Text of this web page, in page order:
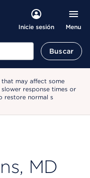
Inicie sesión Menu
Buscar
that may affect some
response times or
restore normal s
MD